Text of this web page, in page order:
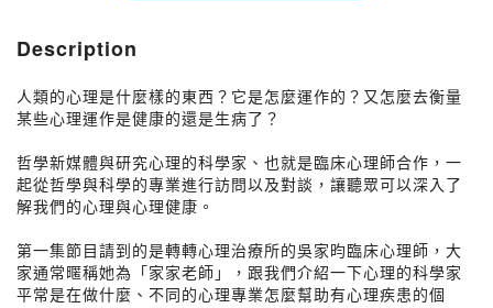
Description
人類的心理是什麼樣的東西？它是怎麼運作的？又怎麼去衡量
某些心理運作是健康的還是生病了？
哲學新媒體與研究心理的科學家、也就是臨床心理師合作，一
起從哲學與科學的專業進行訪問以及對談，讓聽眾可以深入了
解我們的心理與心理健康。
第一集節目請到的是轉轉心理治療所的吳家昀臨床心理師，大
家通常暱稱她為「家家老師」，跟我們介紹一下心理的科學家
平常是在做什麼、不同的心理專業怎麼幫助有心理疾患的個